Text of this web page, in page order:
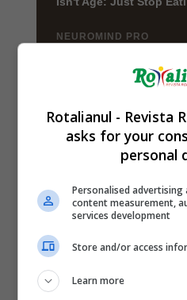
Rotalianul - Revista
asks for your
personal
Personalised
content measurement,
services development
Store and/or access
Learn more